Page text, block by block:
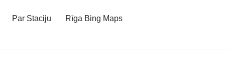
Par Staciju
Rīga Bing Maps